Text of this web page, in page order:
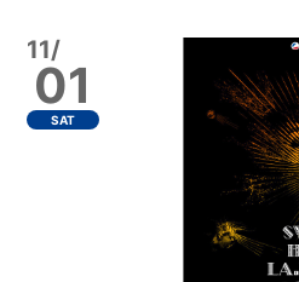
11/
01
SAT